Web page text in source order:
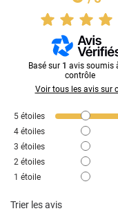
Basé sur 1 avis soumis
contrôle
Voir tous les avis sur
5 étoiles
4 étoiles
3 étoiles
2 étoiles
1 étoile
Trier les avis